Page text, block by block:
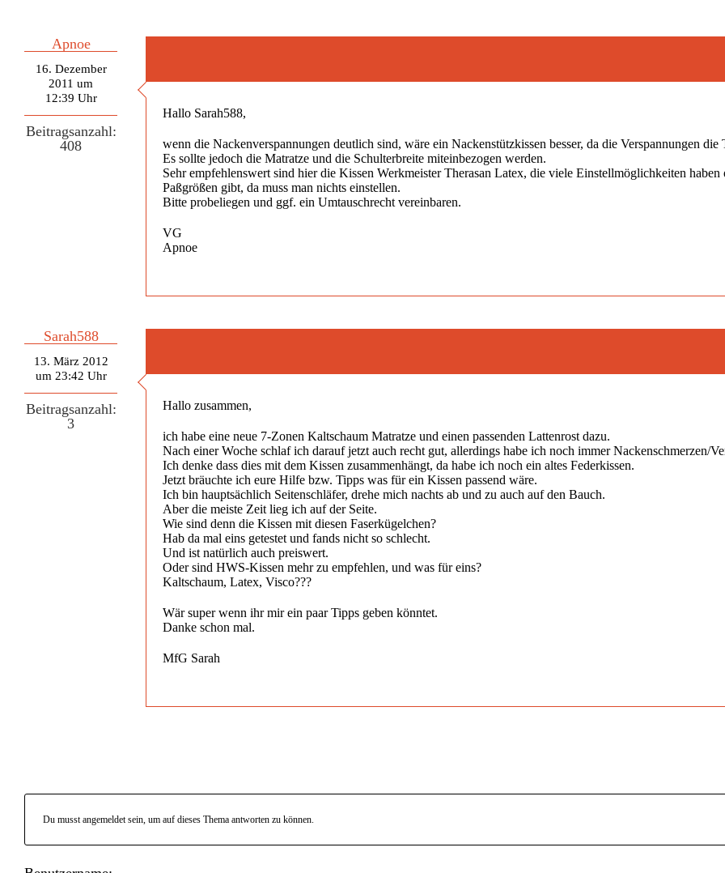
Apnoe
16. Dezember
2011 um
12:39 Uhr
Beitragsanzahl:
408
Hallo Sarah588,
wenn die Nackenverspannungen deutlich sind, wäre ein Nackenstützkissen besser, da die Verspannungen
Es sollte jedoch die Matratze und die Schulterbreite miteinbezogen werden.
Sehr empfehlenswert sind hier die Kissen Werkmeister Therasan Latex, die viele Einstellmöglichkeiten
Paßgrößen gibt, da muss man nichts einstellen.
Bitte probeliegen und ggf. ein Umtauschrecht vereinbaren.
VG
Apnoe
Sarah588
13. März 2012
um 23:42 Uhr
Beitragsanzahl:
3
Hallo zusammen,
ich habe eine neue 7-Zonen Kaltschaum Matratze und einen passenden Lattenrost dazu.
Nach einer Woche schlaf ich darauf jetzt auch recht gut, allerdings habe ich noch immer Nackenschmerzen/
Ich denke dass dies mit dem Kissen zusammenhängt, da habe ich noch ein altes Federkissen.
Jetzt bräuchte ich eure Hilfe bzw. Tipps was für ein Kissen passend wäre.
Ich bin hauptsächlich Seitenschläfer, drehe mich nachts ab und zu auch auf den Bauch.
Aber die meiste Zeit lieg ich auf der Seite.
Wie sind denn die Kissen mit diesen Faserkügelchen?
Hab da mal eins getestet und fands nicht so schlecht.
Und ist natürlich auch preiswert.
Oder sind HWS-Kissen mehr zu empfehlen, und was für eins?
Kaltschaum, Latex, Visco???
Wär super wenn ihr mir ein paar Tipps geben könntet.
Danke schon mal.
MfG Sarah
Du musst angemeldet sein, um auf dieses Thema antworten zu können.